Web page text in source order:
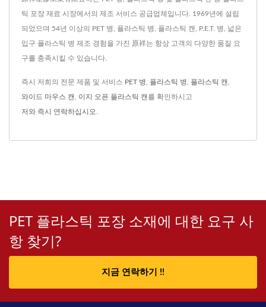
틱 포장 재료 시장에서의 제조 서비스 공급업체입니다. 1969년에 설립
되었으며 54년 이상의 PET 병, 플라스틱 병, 플라스틱 캔, P.E.T. 병, 넓은
입구 플라스틱 병 제조 경험을 가진 原祥는 항상 고객의 다양한 품질 요
구를 충족시킬 수 있습니다.
즉시 저희의 전문 제품 및 서비스 PET 병 플라스틱 병 플라스틱 캔
와이드 마우스 캔 이지 오픈 플라스틱 캔 를 확인하시고
저와 즉시 연락하십시오
PET 플라스틱 포장 소재에 대한 요구 사
항 찾기?
지금 연락하기 !!